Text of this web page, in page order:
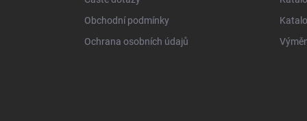
Obchodní podmínky
Ochrana osobních údajů